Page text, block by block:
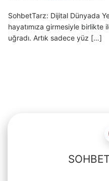
SohbetTarz: Dijital Dünyada
hayatımıza girmesiyle
uğradı. Artık sadece yüz […]